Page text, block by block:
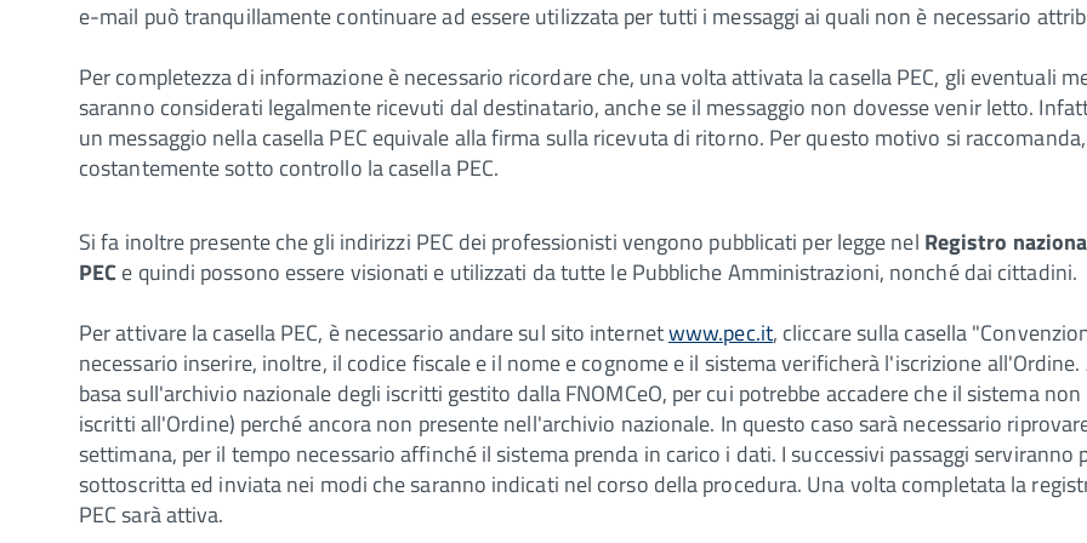
e-mail può tranquillamente continuare ad essere utilizzata per tutti i messaggi ai quali non è necessario
Per completezza di informazione è necessario ricordare che, una volta attivata la casella PEC, gli eventuali
saranno considerati legalmente ricevuti dal destinatario, anche se il messaggio non dovesse venir letto.
un messaggio nella casella PEC equivale alla firma sulla ricevuta di ritorno. Per questo motivo si
costantemente sotto controllo la casella PEC.
Si fa inoltre presente che gli indirizzi PEC dei professionisti vengono pubblicati per legge nel Registro
PEC e quindi possono essere visionati e utilizzati da tutte le Pubbliche Amministrazioni, nonché dai cittadini.
Per attivare la casella PEC, è necessario andare sul sito internetwww.pec.it, cliccare sulla casella
necessario inserire, inoltre, il codice fiscale e il nome e cognome e il sistema verificherà l'iscrizione
basa sull'archivio nazionale degli iscritti gestito dalla FNOMCeO, per cui potrebbe accadere che il sistema
iscritti all'Ordine) perché ancora non presente nell'archivio nazionale. In questo caso sarà necessario
settimana, per il tempo necessario affinché il sistema prenda in carico i dati. I successivi passaggi
sottoscritta ed inviata nei modi che saranno indicati nel corso della procedura. Una volta completata la
PEC sarà attiva.